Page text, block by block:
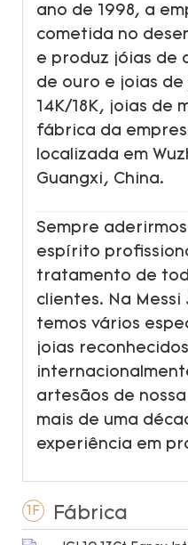
ano de 1998, a
cometida no
e produz jóias de
de ouro e joias
14K/18K, joias de
fábrica da
localizada em
Guangxi, China.
Sempre
espírito
tratamento de
clientes. Na Messi
temos vários
joias reconhecidos
artesãos de
mais de uma
experiência em
1F Fábrica